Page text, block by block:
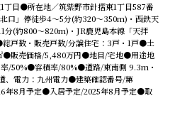
目●所在地／筑紫野市針摺東1丁目587番
口」停徒歩4〜5分(約320〜350m)・西鉄天
分(約800〜820m)・JR鹿児島本線「天拝
戸数・販売戸数/分譲住宅：3戸・1戸●土
●販売価格/5,480万円●地⽬/宅地●⽤途地
/50%●容積率/80%●道路/東南側 9.3m・
、電力：九州電⼒●建築確認番号/第
年8⽉予定●⼊居予定/2025年8⽉予定●取